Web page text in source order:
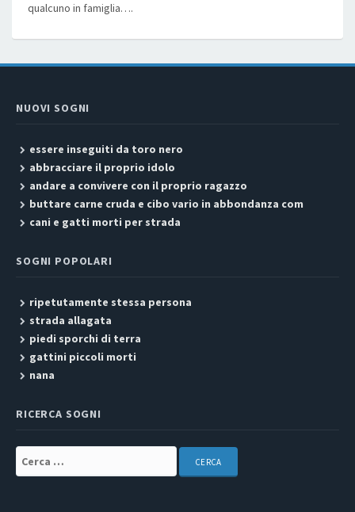
qualcuno in famiglia….
NUOVI SOGNI
essere inseguiti da toro nero
abbracciare il proprio idolo
andare a convivere con il proprio ragazzo
buttare carne cruda e cibo vario in abbondanza com
cani e gatti morti per strada
SOGNI POPOLARI
ripetutamente stessa persona
strada allagata
piedi sporchi di terra
gattini piccoli morti
nana
RICERCA SOGNI
Cerca: